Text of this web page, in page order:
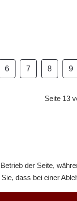
6 7 8 9
Seite 13
der Seite,
dass bei einer